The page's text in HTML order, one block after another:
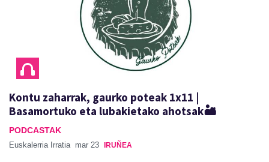
Kontu zaharrak, gaurko poteak 1x11 |
Basamortuko eta lubakietako ahotsak🏜️
PODCASTAK
Euskalerria Irratia mar 23 IRUÑEA